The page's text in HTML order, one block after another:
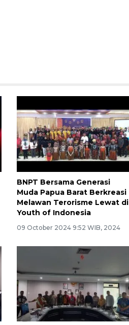
BNPT Bersama Generasi
Muda Papua Barat Berkreasi
Melawan Terorisme Lewat di
Youth of Indonesia
09 October 2024 9:52 WIB, 2024